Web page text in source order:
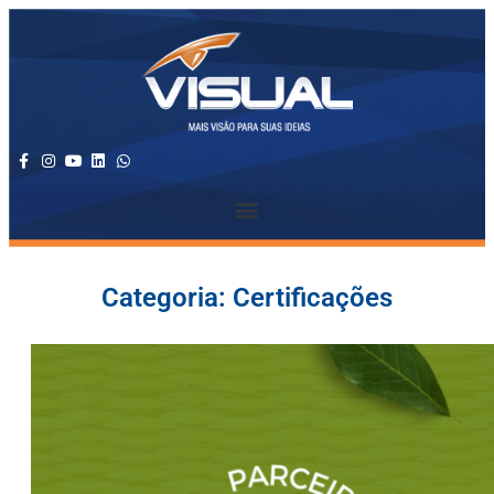
Categoria: Certificações